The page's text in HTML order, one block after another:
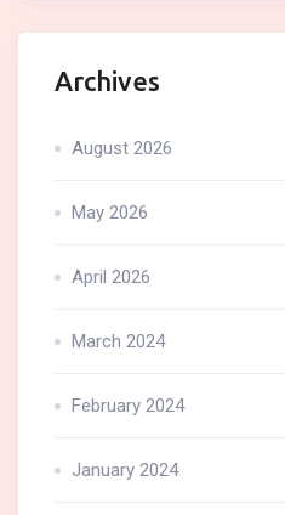
Archives
August 2026
May 2026
April 2026
March 2024
February 2024
January 2024